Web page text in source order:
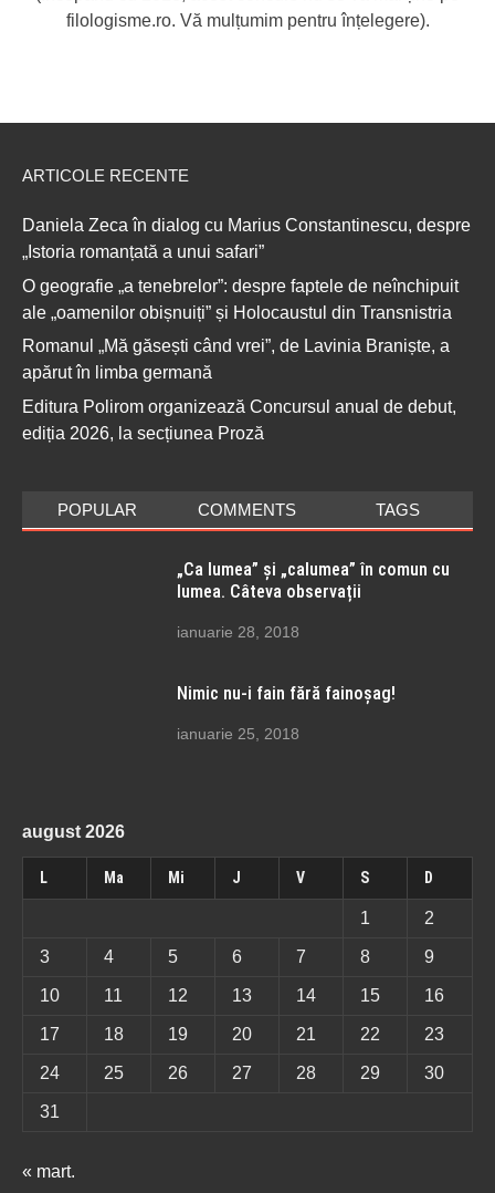
filologisme.ro. Vă mulțumim pentru înțelegere).
ARTICOLE RECENTE
Daniela Zeca în dialog cu Marius Constantinescu, despre
„Istoria romanțată a unui safari”
O geografie „a tenebrelor”: despre faptele de neînchipuit
ale „oamenilor obișnuiți” și Holocaustul din Transnistria
Romanul „Mă găsești când vrei”, de Lavinia Braniște, a
apărut în limba germană
Editura Polirom organizează Concursul anual de debut,
ediția 2026, la secțiunea Proză
POPULAR COMMENTS TAGS
„Ca lumea” și „calumea” în comun cu
lumea. Câteva observații
ianuarie 28, 2018
Nimic nu-i fain fără fainoșag!
ianuarie 25, 2018
august 2026
L Ma Mi J V S D
1 2
3 4 5 6 7 8 9
10 11 12 13 14 15 16
17 18 19 20 21 22 23
24 25 26 27 28 29 30
31
« mart.